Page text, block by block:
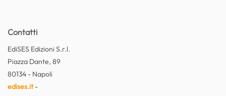
Contatti
EdiSES Edizioni S.r.l.
Piazza Dante, 89
80134 - Napoli
edises.it-